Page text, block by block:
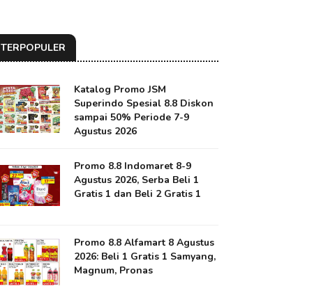
TERPOPULER
Katalog Promo JSM
Superindo Spesial 8.8 Diskon
sampai 50% Periode 7-9
Agustus 2026
Promo 8.8 Indomaret 8-9
Agustus 2026, Serba Beli 1
Gratis 1 dan Beli 2 Gratis 1
Promo 8.8 Alfamart 8 Agustus
2026: Beli 1 Gratis 1 Samyang,
Magnum, Pronas